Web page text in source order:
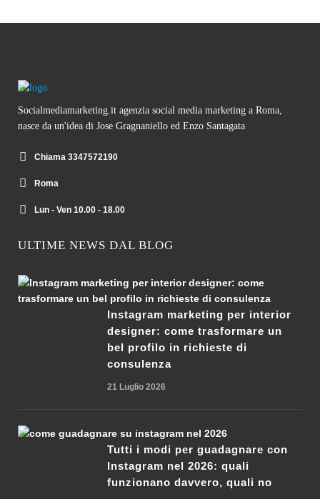
Socialmediamarketing.it agenzia social media marketing a Roma,
nasce da un'idea di Jose Gragnaniello ed Enzo Santagata
Chiama 3347572190
Roma
Lun - Ven 10.00 - 18.00
ULTIME NEWS DAL BLOG
Instagram marketing per interior
designer: come trasformare un
bel profilo in richieste di
consulenza
21 Luglio 2026
Tutti i modi per guadagnare con
Instagram nel 2026: quali
funzionano davvero, quali no